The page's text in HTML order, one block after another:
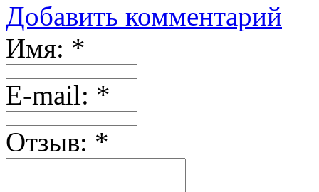
Добавить комментарий
Имя: *
Е-mail: *
Отзыв: *